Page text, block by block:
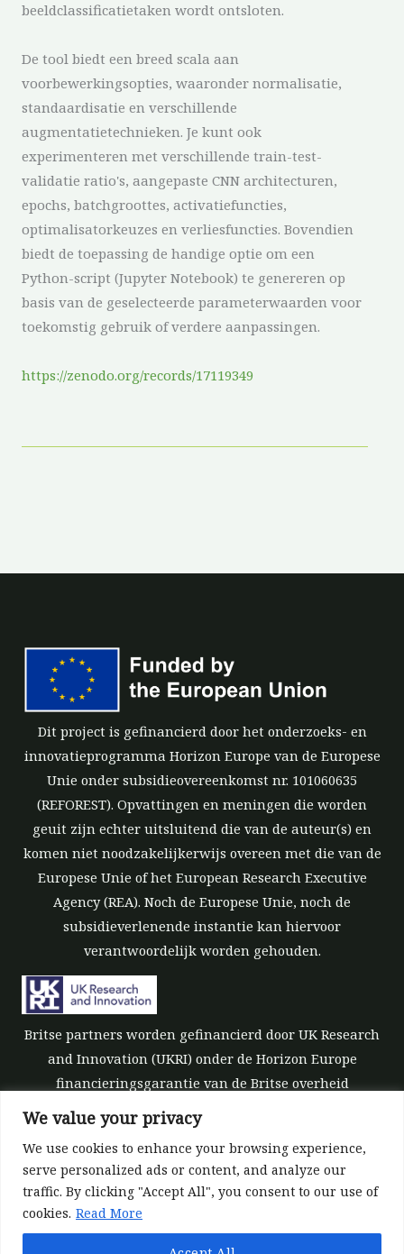
We value your privacy
We use cookies to enhance your browsing experience,
serve personalized ads or content, and analyze our
traffic. By clicking "Accept All", you consent to our use of
cookies. Read More
beeldclassificatietaken wordt ontsloten.
De tool biedt een breed scala aan
voorbewerkingsopties, waaronder normalisatie,
standaardisatie en verschillende
augmentatietechnieken. Je kunt ook
experimenteren met verschillende train-test-
validatie ratio's, aangepaste CNN architecturen,
epochs, batchgroottes, activatiefuncties,
optimalisatorkeuzes en verliesfuncties. Bovendien
biedt de toepassing de handige optie om een
Python-script (Jupyter Notebook) te genereren op
basis van de geselecteerde parameterwaarden voor
toekomstig gebruik of verdere aanpassingen.
https://zenodo.org/records/17119349
Dit project is gefinancierd door het onderzoeks- en
innovatieprogramma Horizon Europe van de Europese
Unie onder subsidieovereenkomst nr. 101060635
(REFOREST). Opvattingen en meningen die worden
geuit zijn echter uitsluitend die van de auteur(s) en
komen niet noodzakelijkerwijs overeen met die van de
Europese Unie of het European Research Executive
Agency (REA). Noch de Europese Unie, noch de
subsidieverlenende instantie kan hiervoor
verantwoordelijk worden gehouden.
Britse partners worden gefinancierd door UK Research
and Innovation (UKRI) onder de Horizon Europe
financieringsgarantie van de Britse overheid
[subsidienummer 10039700].
©All rights reserved 2022-2026 | ReForest project